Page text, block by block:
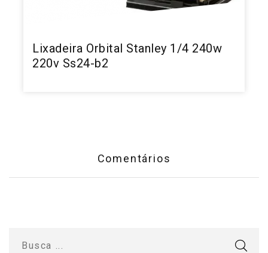
Lixadeira Orbital Stanley 1/4 240w
220v Ss24-b2
Comentários